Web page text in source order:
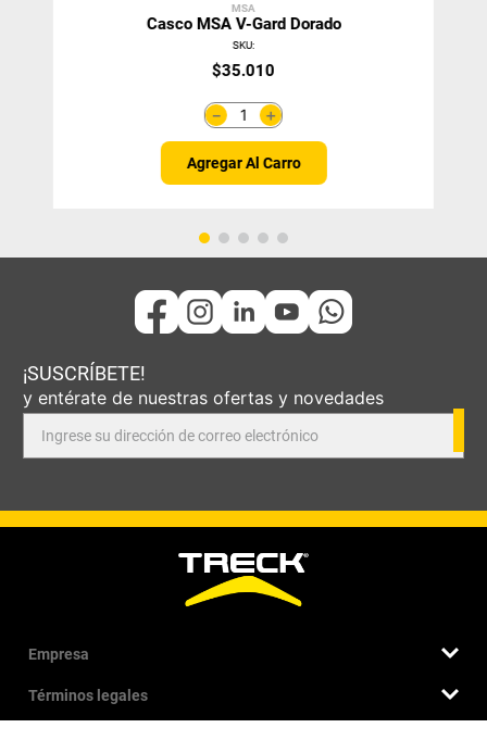
MSA
Casco MSA V-Gard Dorado
SKU:
$35.010
＋
－
Agregar Al Carro
¡SUSCRÍBETE!
y entérate de nuestras ofertas y novedades
Empresa
Quiénes somos
Nuestra historia
Términos legales